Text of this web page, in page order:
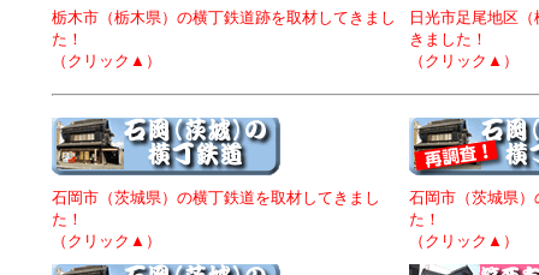
栃木市（栃木県）の横丁鉄道跡を取材してきまし
た！
（クリック▲）
日光市足尾地区
きました！
（クリック▲）
石岡市（茨城県）の横丁鉄道を取材してきまし
た！
（クリック▲）
石岡市（茨城県
た！
（クリック▲）